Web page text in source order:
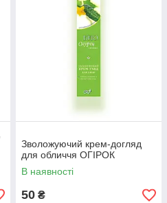
Зволожуючий крем-догляд
для обличчя ОГІРОК
В наявності
50 ₴